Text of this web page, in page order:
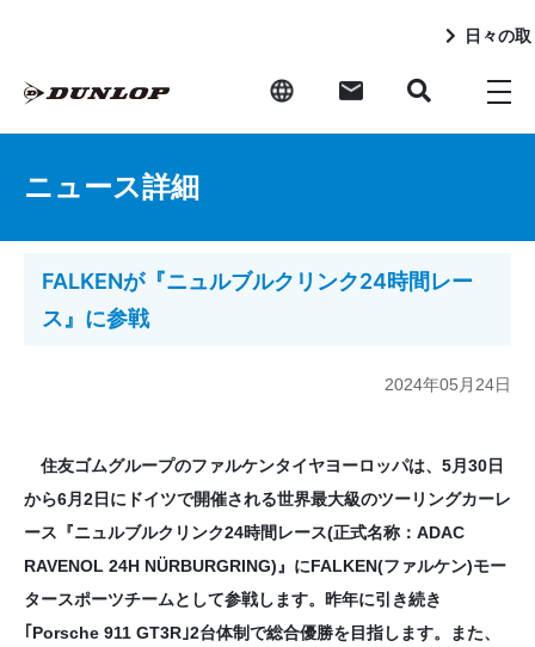
日々の
ニュース詳細
FALKENが『ニュルブルクリンク24時間レー
ス』に参戦
2024年05月24日
住友ゴムグループのファルケンタイヤヨーロッパは、5月30日
から6月2日にドイツで開催される世界最大級のツーリングカーレ
ース『ニュルブルクリンク24時間レース(正式名称：ADAC
RAVENOL 24H NÜRBURGRING)』にFALKEN(ファルケン)モー
タースポーツチームとして参戦します。昨年に引き続き
｢Porsche 911 GT3R｣2台体制で総合優勝を目指します。また、